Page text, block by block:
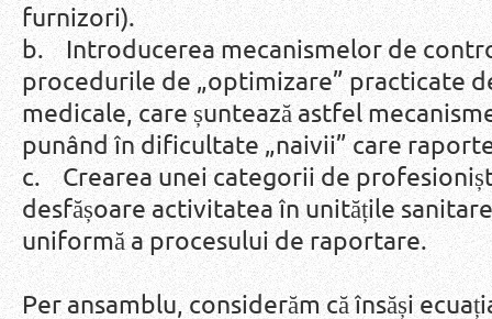
furnizori).
b. Introducerea mecanismelor de
procedurile de „optimizare” practicate
medicale, care șuntează astfel
punând în dificultate „naivii” care
c. Crearea unei categorii de
desfășoare activitatea în unitățile
uniformă a procesului de raportare.
Per ansamblu, considerăm că însăși